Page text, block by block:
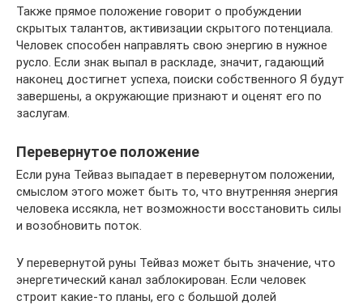
Также прямое положение говорит о пробуждении
скрытых талантов, активизации скрытого потенциала.
Человек способен направлять свою энергию в нужное
русло. Если знак выпал в раскладе, значит, гадающий
наконец достигнет успеха, поиски собственного Я будут
завершены, а окружающие признают и оценят его по
заслугам.
Перевернутое положение
Если руна Тейваз выпадает в перевернутом положении,
смыслом этого может быть то, что внутренняя энергия
человека иссякла, нет возможности восстановить силы
и возобновить поток.
У перевернутой руны Тейваз может быть значение, что
энергетический канал заблокирован. Если человек
строит какие-то планы, его с большой долей